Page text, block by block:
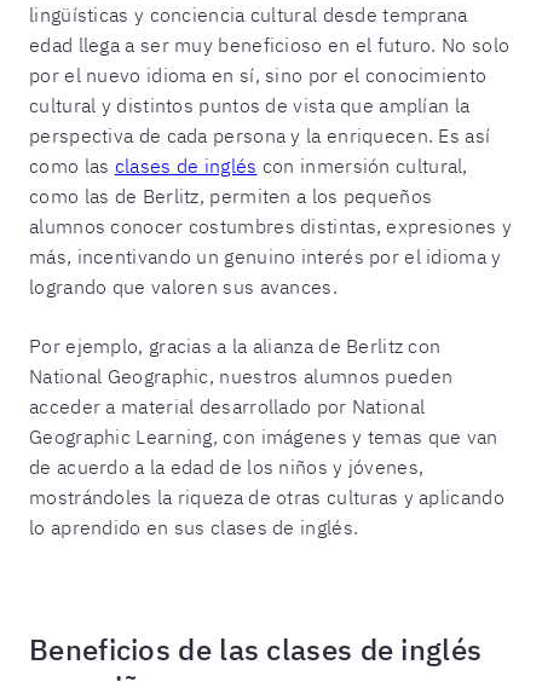
lingüísticas y conciencia cultural desde temprana
edad llega a ser muy beneficioso en el futuro. No solo
por el nuevo idioma en sí, sino por el conocimiento
cultural y distintos puntos de vista que amplían la
perspectiva de cada persona y la enriquecen. Es así
como las clases de inglés con inmersión cultural,
como las de Berlitz, permiten a los pequeños
alumnos conocer costumbres distintas, expresiones y
más, incentivando un genuino interés por el idioma y
logrando que valoren sus avances.
Por ejemplo, gracias a la alianza de Berlitz con
National Geographic, nuestros alumnos pueden
acceder a material desarrollado por National
Geographic Learning, con imágenes y temas que van
de acuerdo a la edad de los niños y jóvenes,
mostrándoles la riqueza de otras culturas y aplicando
lo aprendido en sus clases de inglés.
Beneficios de las clases de inglés